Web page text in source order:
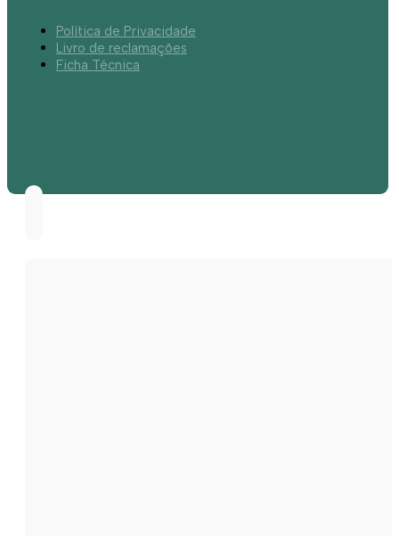
Política de Privacidade
Livro de reclamações
Ficha Técnica